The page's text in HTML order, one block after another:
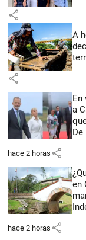
share
A
share
En
a
De
hace 2 horas share
en
hace 2 horas share